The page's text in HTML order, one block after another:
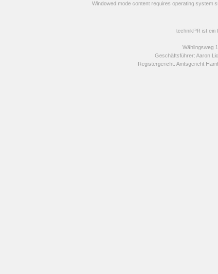
Windowed mode content requires operating system
technikPR ist ein
Wählingsweg
Geschäftsführer: Aaron
Registergericht: Amtsgericht